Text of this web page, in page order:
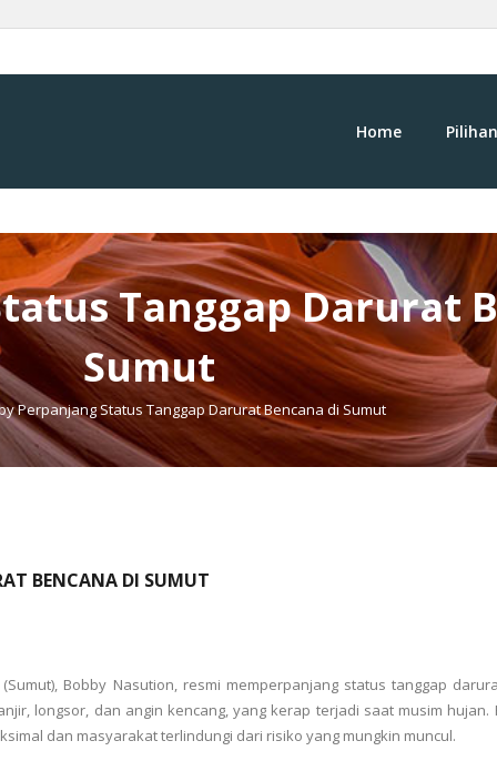
Home Pilihan
Tanggap Darurat
Sumut
Perpanjang Status Tanggap Darurat Bencana di Sumut
BENCANA DI SUMUT
Bobby Nasution, resmi memperpanjang status tanggap
longsor, dan angin kencang, yang kerap terjadi saat musim
dan masyarakat terlindungi dari risiko yang mungkin muncul.